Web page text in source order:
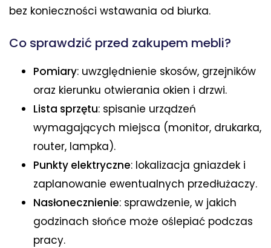
bez konieczności wstawania od biurka.
Co sprawdzić przed zakupem mebli?
Pomiary: uwzględnienie skosów, grzejników
oraz kierunku otwierania okien i drzwi.
Lista sprzętu: spisanie urządzeń
wymagających miejsca (monitor, drukarka,
router, lampka).
Punkty elektryczne: lokalizacja gniazdek i
zaplanowanie ewentualnych przedłużaczy.
Nasłonecznienie: sprawdzenie, w jakich
godzinach słońce może oślepiać podczas
pracy.